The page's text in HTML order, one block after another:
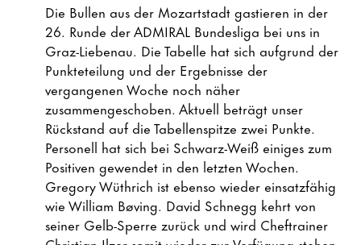
Die Bullen aus der Mozartstadt gastieren in der
26. Runde der ADMIRAL Bundesliga bei uns in
Graz-Liebenau. Die Tabelle hat sich aufgrund der
Punkteteilung und der Ergebnisse der
vergangenen Woche noch näher
zusammengeschoben. Aktuell beträgt unser
Rückstand auf die Tabellenspitze zwei Punkte.
Personell hat sich bei Schwarz-Weiß einiges zum
Positiven gewendet in den letzten Wochen.
Gregory Wüthrich ist ebenso wieder einsatzfähig
wie William Bøving. David Schnegg kehrt von
seiner Gelb-Sperre zurück und wird Cheftrainer